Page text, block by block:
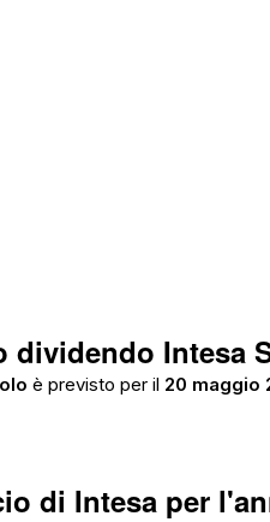
dividendo Intesa
è previsto per il 20 maggio
di Intesa per